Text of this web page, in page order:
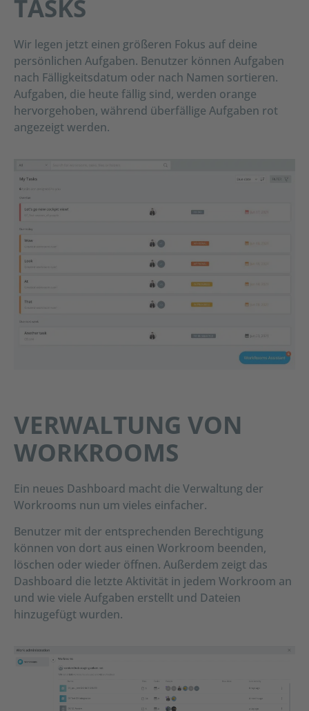
TASKS
Wir legen jetzt einen größeren Fokus auf deine
persönlichen Aufgaben. Benutzer können Aufgaben
nach Fälligkeitsdatum oder nach Namen sortieren.
Aufgaben, die heute fällig sind, werden orange
hervorgehoben, während überfällige Aufgaben rot
angezeigt werden.
VERWALTUNG VON
WORKROOMS
Ein neues Dashboard macht die Verwaltung der
Workrooms nun um vieles einfacher.
Benutzer mit der entsprechenden Berechtigung
können von dort aus einen Workroom beenden,
löschen oder wieder öffnen. Außerdem zeigt das
Dashboard die letzte Aktivität in jedem Workroom an
und wie viele Aufgaben erstellt und Dateien
hinzugefügt wurden.